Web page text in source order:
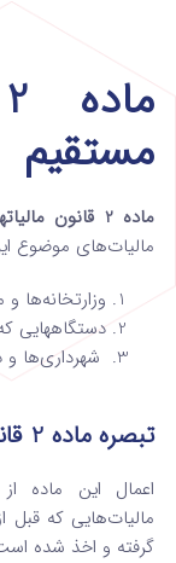
مستقیم
ماده 2 قانون مالیاتهای مستقیم
مالیات‌های موضوع
وزارتخانه‌ها
دستگاه­هایی
شهرداری‌ها و
تبصره‌ ماده 2 قانون مالیاتهای مستقیم
اعمال این ماده
مالیات‌هایی که قبل
گرفته و اخذ شده